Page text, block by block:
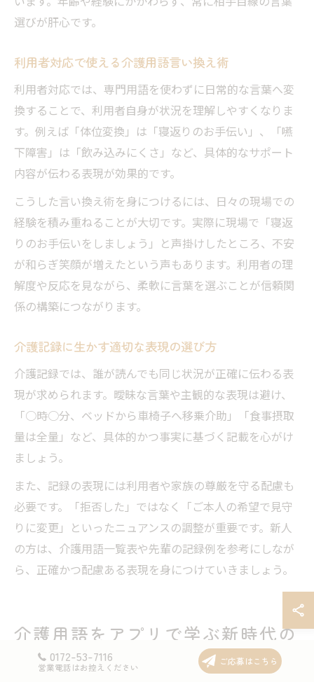
選びが肝心です。
利用者対応で使える介護用語言い換え術
利用者対応では、専門用語を使わずに日常的な言葉へ変
換することで、利用者自身が状況を理解しやすくなりま
す。例えば「体位変換」は「寝返りのお手伝い」、「嚥
下障害」は「飲み込みにくさ」など、具体的なサポート
内容が伝わる表現が効果的です。
こうした言い換え術を身につけるには、日々の現場での
経験を積み重ねることが大切です。実際に現場で「寝返
りのお手伝いをしましょう」と声掛けしたところ、不安
が和らぎ笑顔が増えたという声もあります。利用者の理
解度や反応を見ながら、柔軟に言葉を選ぶことが信頼関
係の構築につながります。
介護記録に生かす適切な表現の選び方
介護記録では、誰が読んでも同じ状況が正確に伝わる表
現が求められます。曖昧な言葉や主観的な表現は避け、
「○時○分、ベッドから車椅子へ移乗介助」「食事摂取
量は全量」など、具体的かつ事実に基づく記載を心がけ
ましょう。
また、記録の表現には利用者や家族の尊厳を守る配慮も
必要です。「拒否した」ではなく「ご本人の希望で見守
りに変更」といったニュアンスの調整が重要です。新人
の方は、介護用語一覧表や先輩の記録例を参考にしなが
ら、正確かつ配慮ある表現を身につけていきましょう。
介護用語をアプリで学ぶ新時代の
学習スタイル
0172-53-7116
営業電話はお控えください
ご応募はこちら